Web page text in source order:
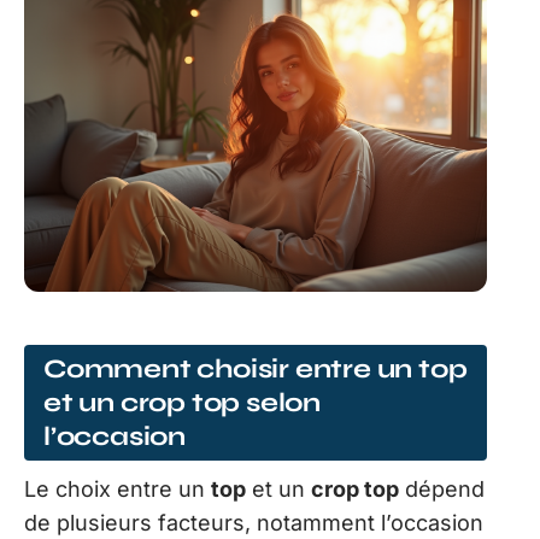
Comment choisir entre un top
et un crop top selon
l’occasion
Le choix entre un top et un crop top dépend
de plusieurs facteurs, notamment l’occasion